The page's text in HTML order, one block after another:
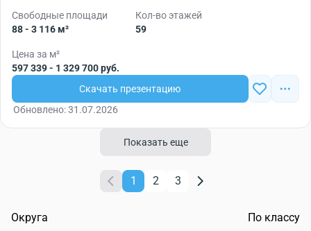
Свободные площади
88 - 3 116 м²
Кол-во этажей
59
Цена за м²
597 339 - 1 329 700 руб.
Скачать презентацию
Обновлено: 31.07.2026
Показать еще
1 2 3
Округа
По классу